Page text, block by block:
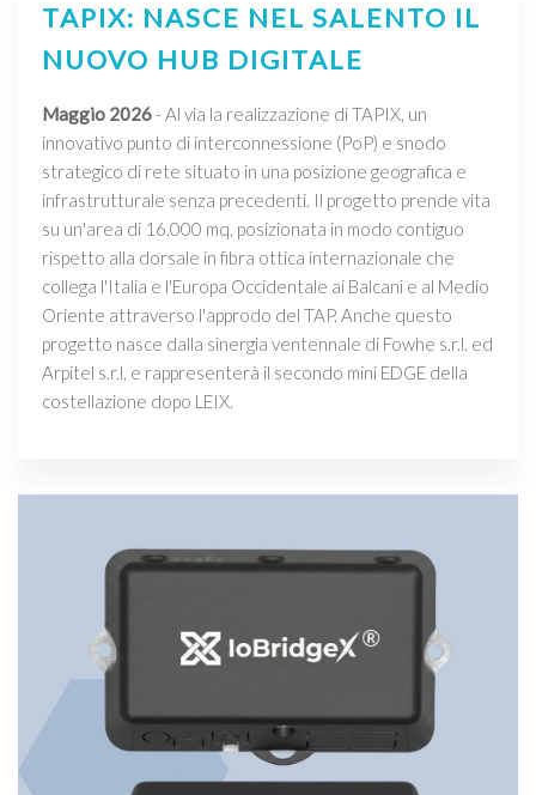
TAPIX: NASCE NEL SALENTO IL
NUOVO HUB DIGITALE
Maggio 2026- Al via la realizzazione di TAPIX, un
innovativo punto di interconnessione (PoP) e snodo
strategico di rete situato in una posizione geografica e
infrastrutturale senza precedenti. Il progetto prende vita
su un'area di 16.000 mq, posizionata in modo contiguo
rispetto alla dorsale in fibra ottica internazionale che
collega l'Italia e l'Europa Occidentale ai Balcani e al Medio
Oriente attraverso l'approdo del TAP. Anche questo
progetto nasce dalla sinergia ventennale di Fowhe s.r.l. ed
Arpitel s.r.l, e rappresenterà il secondo mini EDGE della
costellazione dopo LEIX.